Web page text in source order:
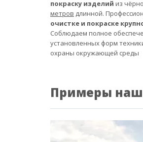
покраску изделий из
метров длинной.
очистке и покраске
Соблюдаем полное
установленных форм
охраны окружающей среды
Примеры